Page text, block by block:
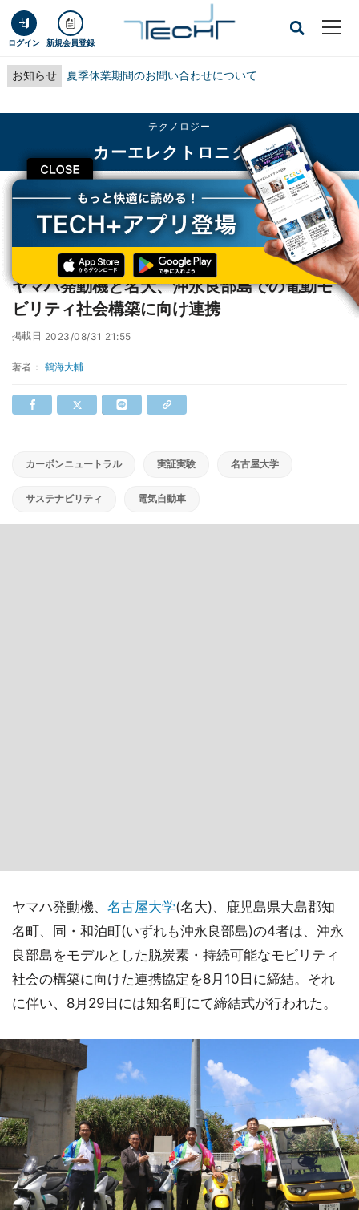
ログイン 新規会員登録
お知らせ 夏季休業期間のお問い合わせについて
CLOSE
テクノロジー
カーエレクトロニクス
TECH+ テクノロジー
カーエレクトロニクス
ヤマハ発動機と名大、沖永良部島での電動モビリティ社会構築に向け連携
ヤマハ発動機と名大、沖永良部島での電動モ
ビリティ社会構築に向け連携
掲載日 2023/08/31 21:55
著者： 鶴海大輔
カーボンニュートラル 実証実験 名古屋大学
サステナビリティ 電気自動車
ヤマハ発動機、 名古屋大学(名大)、鹿児島県大島郡知
名町、同・和泊町(いずれも沖永良部島)の4者は、沖永
良部島をモデルとした脱炭素・持続可能なモビリティ
社会の構築に向けた連携協定を8月10日に締結。それ
に伴い、8月29日には知名町にて締結式が行われた。